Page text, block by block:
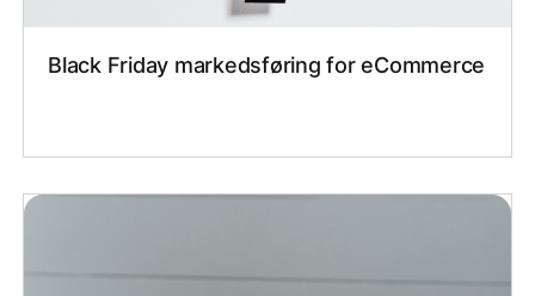
Black Friday markedsføring for eCommerce